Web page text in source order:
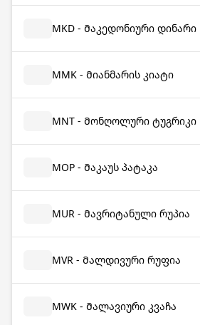
MKD - Მაკედონიური დინარი
MMK - Მიანმარის კიატი
MNT - Მონღოლური ტუგრიკი
MOP - Მაკაუს პატაკა
MUR - Მავრიტანული რუპია
MVR - Მალდივური რუფია
MWK - Მალავიური კვაჩა